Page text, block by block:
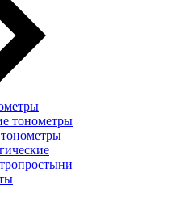
тонометры